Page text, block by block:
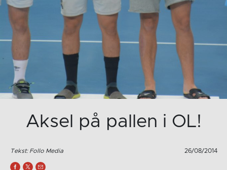
Aksel på pallen i OL!
Tekst: Follo Media 26/08/2014